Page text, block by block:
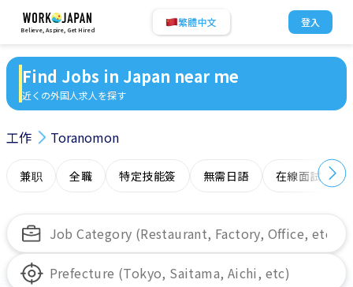
Believe, Aspire, Get Hired
繁體中文 登入
Find Jobs in Japan near me
近くの外国人求人を探す
工作 Toranomon
兼职 全職 特定技能簽 無需日語 在線面試